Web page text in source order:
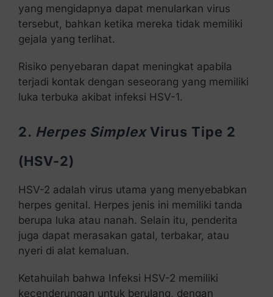
yang mengidapnya dapat menularkan virus
tersebut, bahkan ketika mereka tidak memiliki
gejala yang terlihat.
Risiko penyebaran dapat meningkat apabila
terjadi kontak dengan seseorang yang memiliki
luka terbuka akibat infeksi HSV-1.
2. Herpes Simplex Virus Tipe 2
(HSV-2)
HSV-2 adalah virus utama yang menyebabkan
herpes genital. Herpes jenis ini memiliki tanda
berupa luka atau nanah. Selain itu, penderita
juga dapat merasakan gatal, terbakar, atau
nyeri di alat kemaluan.
Ketahuilah bahwa Infeksi HSV-2 memiliki
kecenderungan untuk berulang, dengan